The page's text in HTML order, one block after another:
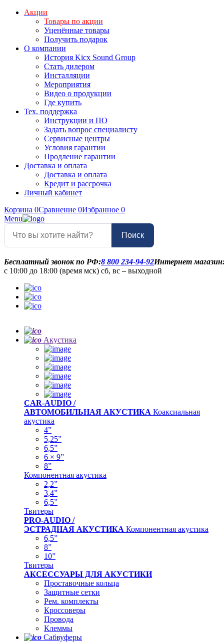
Акции
Товары по акции
Уценённые товары
Получить подарок
О компании
История Kicx Sound Group
Стать дилером
Инсталляции
Мероприятия
Видео о продукции
Где купить
Тех. поддержка
Инструкции и ПО
Задать вопрос специалисту
Сервисные центры
Условия гарантии
Продление гарантии
Доставка и оплата
Доставка и оплата
Кредит и рассрочка
Личный кабинет
Корзина 0Сравнение 0Избранное 0
Бесплатный звонок по РФ:8 800 234-94-92Интернет
с 10:00 до 18:00 (время мск) сб, вс – выходной
Menu
Поиск
Акустика
CAR-AUDIO /
АВТОМОБИЛЬНАЯ АКУСТИКА Коаксиальная
акустика
4”
5,25”
6,5”
6 × 9”
8”
Компонентная акустика
2,2”
3,4”
6,5”
Твитеры
PRO-AUDIO /
ЭСТРАДНАЯ АКУСТИКА Компонентная акустика
6,5”
8”
10”
Твитеры
АКСЕССУАРЫ ДЛЯ АКУСТИКИ
Проставочные кольца
Защитные сетки
Рем. комплекты
Кроссоверы
Провода
Клеммы
Сабвуферы